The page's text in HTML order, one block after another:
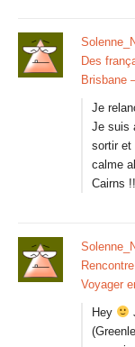
Des
Brisbane
Je
Je suis
sortir et
calme
Cairns !!
Voyager
Hey